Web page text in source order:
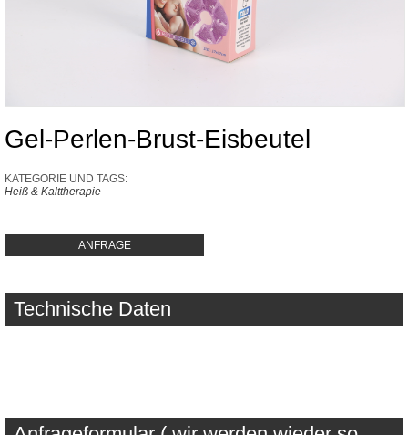
Gel-Perlen-Brust-Eisbeutel
KATEGORIE UND TAGS:
Heiß & Kalttherapie
ANFRAGE
Technische Daten